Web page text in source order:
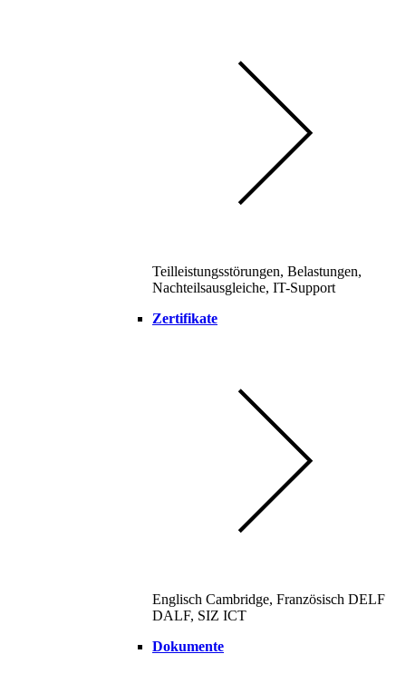
Teilleistungsstörungen, Belastungen,
Nachteilsausgleiche, IT-Support
Zertifikate
Englisch Cambridge, Französisch DELF
DALF, SIZ ICT
Dokumente